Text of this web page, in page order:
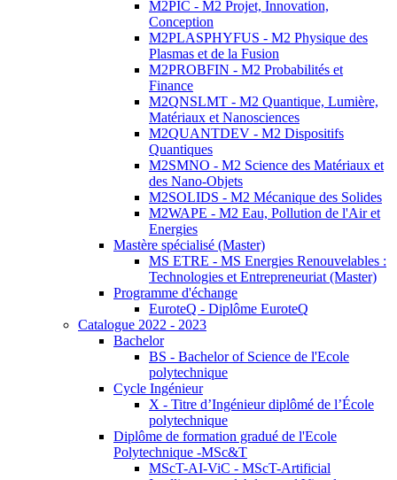
M2PIC - M2 Projet, Innovation,
Conception
M2PLASPHYFUS - M2 Physique des
Plasmas et de la Fusion
M2PROBFIN - M2 Probabilités et
Finance
M2QNSLMT - M2 Quantique, Lumière,
Matériaux et Nanosciences
M2QUANTDEV - M2 Dispositifs
Quantiques
M2SMNO - M2 Science des Matériaux et
des Nano-Objets
M2SOLIDS - M2 Mécanique des Solides
M2WAPE - M2 Eau, Pollution de l'Air et
Energies
Mastère spécialisé (Master)
MS ETRE - MS Energies Renouvelables :
Technologies et Entrepreneuriat (Master)
Programme d'échange
EuroteQ - Diplôme EuroteQ
Catalogue 2022 - 2023
Bachelor
BS - Bachelor of Science de l'Ecole
polytechnique
Cycle Ingénieur
X - Titre d’Ingénieur diplômé de l’École
polytechnique
Diplôme de formation gradué de l'Ecole
Polytechnique -MSc&T
MScT-AI-ViC - MScT-Artificial